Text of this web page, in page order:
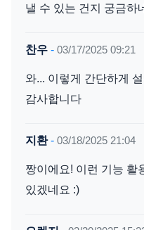
낼 수 있는 건지 궁금하
찬우 - 03/17/2025 09:21
와... 이렇게 간단하게
감사합니다
지환- 03/18/2025 21:04
짱이에요! 이런 기능 활
있겠네요 :)